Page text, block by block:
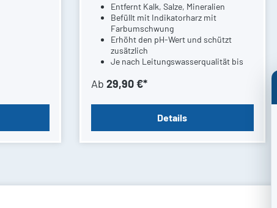
Entfernt Kalk, Salze, Mineralien
Befüllt mit Indikatorharz mit
Farbumschwung
Erhöht den pH-Wert und schützt
zusätzlich
Je nach Leitungswasserqualität bis
Ab 29,90 €*
Details